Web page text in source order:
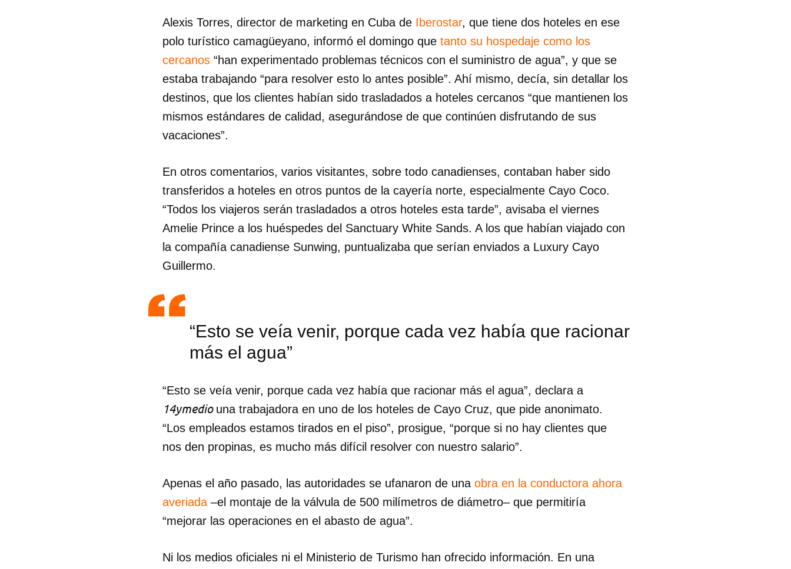
Guardar como favorito
Para poder guardar como favorito, primero has de iniciar sesión con tu
cuenta de 14ymedio.
INICIAR SESIÓN CANCELAR
Alexis Torres, director de marketing en Cuba de Iberostar, que tiene dos hoteles en ese
polo turístico camagüeyano, informó el domingo que tanto su hospedaje como los
cercanos “han experimentado problemas técnicos con el suministro de agua”, y que se
estaba trabajando “para resolver esto lo antes posible”. Ahí mismo, decía, sin detallar los
destinos, que los clientes habían sido trasladados a hoteles cercanos “que mantienen los
mismos estándares de calidad, asegurándose de que continúen disfrutando de sus
vacaciones”.
En otros comentarios, varios visitantes, sobre todo canadienses, contaban haber sido
transferidos a hoteles en otros puntos de la cayería norte, especialmente Cayo Coco.
“Todos los viajeros serán trasladados a otros hoteles esta tarde”, avisaba el viernes
Amelie Prince a los huéspedes del Sanctuary White Sands. A los que habían viajado con
la compañía canadiense Sunwing, puntualizaba que serían enviados a Luxury Cayo
Guillermo.
“Esto se veía venir, porque cada vez había que racionar
más el agua”
“Esto se veía venir, porque cada vez había que racionar más el agua”, declara a
14ymedio una trabajadora en uno de los hoteles de Cayo Cruz, que pide anonimato.
“Los empleados estamos tirados en el piso”, prosigue, “porque si no hay clientes que
nos den propinas, es mucho más difícil resolver con nuestro salario”.
Apenas el año pasado, las autoridades se ufanaron de una obra en la conductora ahora
averiada –el montaje de la válvula de 500 milímetros de diámetro– que permitiría
“mejorar las operaciones en el abasto de agua”.
Ni los medios oficiales ni el Ministerio de Turismo han ofrecido información. En una